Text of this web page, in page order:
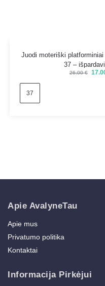
Juodi moteriški
37 –
26.00€
37
Apie AvalyneTau
Apie mus
Privatumo politika
Kontaktai
Informacija Pirkėjui